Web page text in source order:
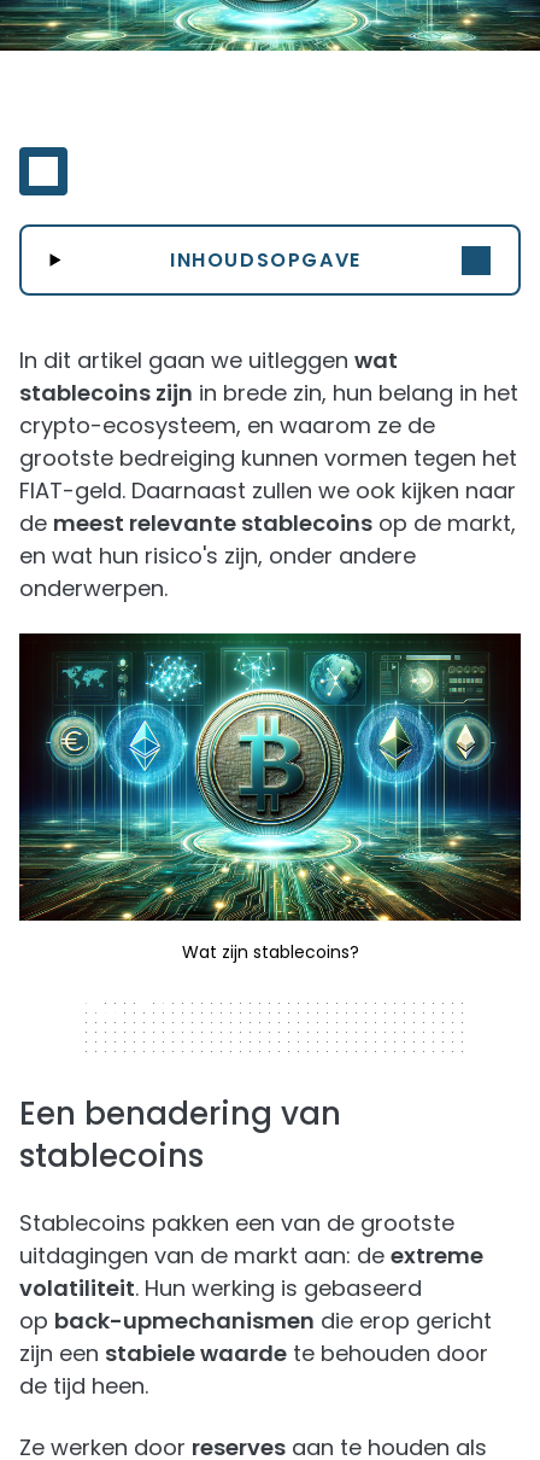
INHOUDSOPGAVE
In dit artikel gaan we uitleggen wat
stablecoins zijn in brede zin, hun belang in het
crypto-ecosysteem, en waarom ze de
grootste bedreiging kunnen vormen tegen het
FIAT-geld. Daarnaast zullen we ook kijken naar
de meest relevante stablecoins op de markt,
en wat hun risico's zijn, onder andere
onderwerpen.
Wat zijn stablecoins?
320 x 50
Een benadering van
stablecoins
Stablecoins pakken een van de grootste
uitdagingen van de markt aan: de extreme
volatiliteit. Hun werking is gebaseerd
op back-upmechanismen die erop gericht
zijn een stabiele waarde te behouden door
de tijd heen.
Ze werken door reserves aan te houden als